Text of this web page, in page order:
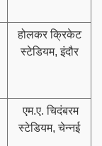
होलकर क्रिकेट
स्टेडियम, इंदौर
एम.ए. चिदंबरम
स्टेडियम, चेन्नई